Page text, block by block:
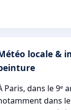
locale &
Paris, dans le 9ᵉ
dans